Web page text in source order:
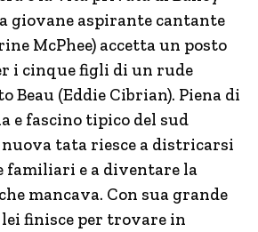
giovane aspirante cantante
McPhee) accetta un posto
i cinque figli di un rude
Beau (Eddie Cibrian). Piena di
e fascino tipico del sud
tata riesce a districarsi
familiari e a diventare la
mancava. Con sua grande
lei finisce per trovare in